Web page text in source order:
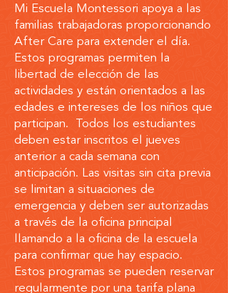
Mi Escuela Montessori apoya a las
familias trabajadoras proporcionando
After Care para extender el día.
Estos programas permiten la
libertad de elección de las
actividades y están orientados a las
edades e intereses de los niños que
participan. Todos los estudiantes
deben estar inscritos el jueves
anterior a cada semana con
anticipación. Las visitas sin cita previa
se limitan a situaciones de
emergencia y deben ser autorizadas
a través de la oficina principal
llamando a la oficina de la escuela
para confirmar que hay espacio.
Estos programas se pueden reservar
regularmente por una tarifa plana